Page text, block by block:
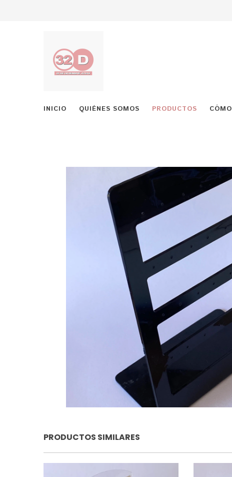
INICIO QUIÉNES SOMOS PRODUCTOS
PRODUCTOS SIMILARES